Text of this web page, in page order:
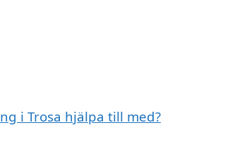
i Trosa hjälpa till med?